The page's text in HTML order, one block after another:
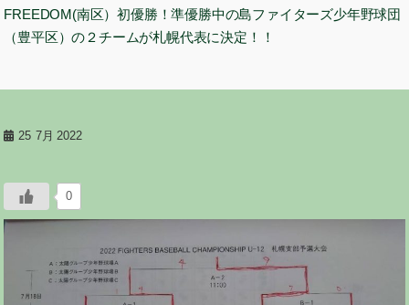
FREEDOM(南区）初優勝！準優勝中の島ファイターズ少年野球団
（豊平区）の２チームが札幌代表に決定！！
25 7月 2022
0